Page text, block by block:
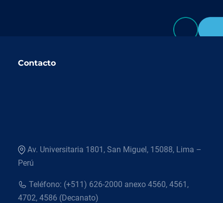
Contacto
Av. Universitaria 1801, San Miguel, 15088, Lima –
Perú
Teléfono: (+511) 626-2000 anexo 4560, 4561,
4702, 4586 (Decanato)